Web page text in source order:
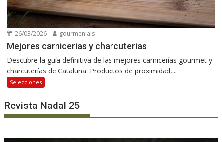
26/03/2026 gourmenials
Mejores carnicerias y charcuterias
Descubre la guía definitiva de las mejores carnicerías gourmet y
charcuterías de Cataluña. Productos de proximidad,...
Selecciones
Revista Nadal 25